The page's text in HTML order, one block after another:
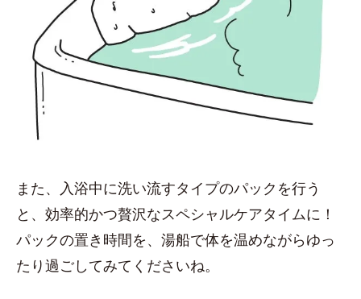
また、入浴中に洗い流すタイプのパックを行う
と、効率的かつ贅沢なスペシャルケアタイムに！
パックの置き時間を、湯船で体を温めながらゆっ
たり過ごしてみてくださいね。